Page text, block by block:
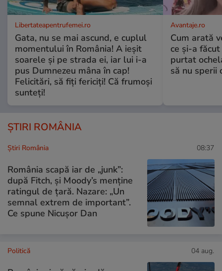
Libertateapentrufemei.ro
Gata, nu se mai ascund, e cuplul
momentului în România! A ieșit
soarele și pe strada ei, iar lui i-a
pus Dumnezeu mâna în cap!
Felicitări, să fiți fericiți! Că frumoși
sunteți!
Avantaje.ro
Cum arată
ce și-a
purtat
să nu sperii
ȘTIRI ROMÂNIA
Știri România 08:37
România scapă iar de „junk”:
după Fitch, și Moody’s menține
ratingul de țară. Nazare: „Un
semnal extrem de important”.
Ce spune Nicușor Dan
Politică 04 aug.